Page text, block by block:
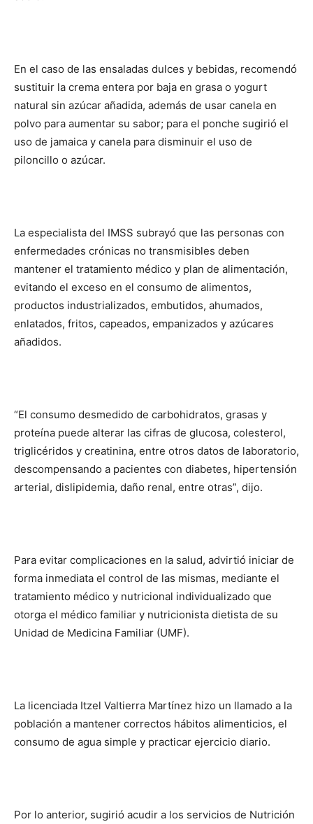
En el caso de las ensaladas dulces y bebidas, recomendó
sustituir la crema entera por baja en grasa o yogurt
natural sin azúcar añadida, además de usar canela en
polvo para aumentar su sabor; para el ponche sugirió el
uso de jamaica y canela para disminuir el uso de
piloncillo o azúcar.
La especialista del IMSS subrayó que las personas con
enfermedades crónicas no transmisibles deben
mantener el tratamiento médico y plan de alimentación,
evitando el exceso en el consumo de alimentos,
productos industrializados, embutidos, ahumados,
enlatados, fritos, capeados, empanizados y azúcares
añadidos.
“El consumo desmedido de carbohidratos, grasas y
proteína puede alterar las cifras de glucosa, colesterol,
triglicéridos y creatinina, entre otros datos de laboratorio,
descompensando a pacientes con diabetes, hipertensión
arterial, dislipidemia, daño renal, entre otras”, dijo.
Para evitar complicaciones en la salud, advirtió iniciar de
forma inmediata el control de las mismas, mediante el
tratamiento médico y nutricional individualizado que
otorga el médico familiar y nutricionista dietista de su
Unidad de Medicina Familiar (UMF).
La licenciada Itzel Valtierra Martínez hizo un llamado a la
población a mantener correctos hábitos alimenticios, el
consumo de agua simple y practicar ejercicio diario.
Por lo anterior, sugirió acudir a los servicios de Nutrición